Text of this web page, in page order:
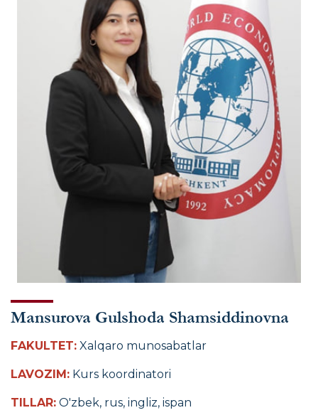
Mansurova Gulshoda Shamsiddinovna
FAKULTET: Xalqaro munosabatlar
LAVOZIM: Kurs koordinatori
TILLAR: O'zbek, rus, ingliz, ispan